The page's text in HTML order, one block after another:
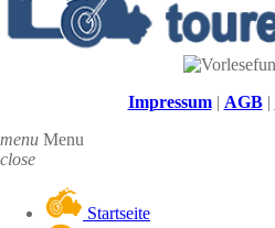
Impressum| AGB|
menu Menu
close
Startseite